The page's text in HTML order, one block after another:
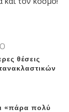
θέσεις
«πάρα πολύ